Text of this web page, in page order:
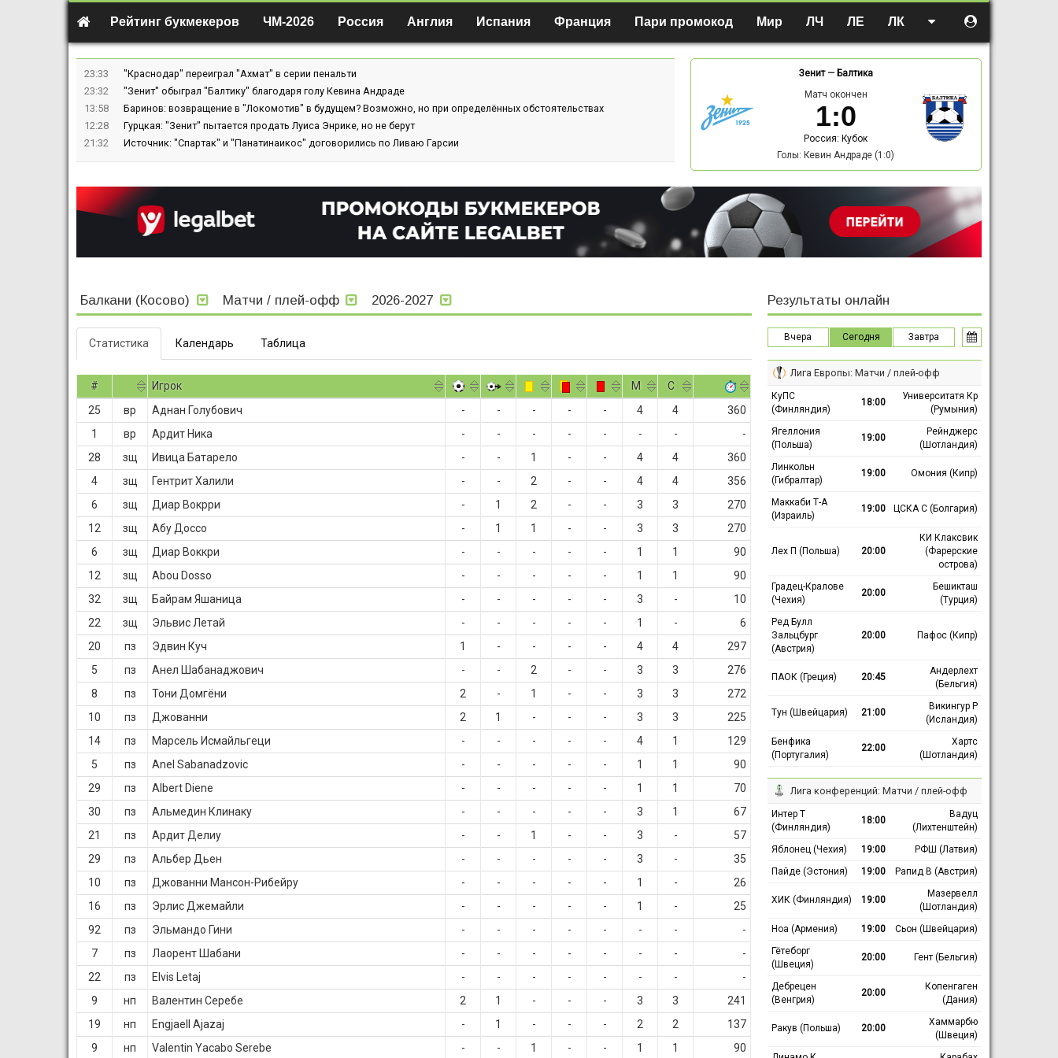
Рейтинг букмекеров ЧМ-2026 Россия Англия Испания Франция Пари промокод Мир ЛЧ ЛЕ ЛК
23:33
"Краснодар" переиграл "Ахмат" в серии пенальти
23:32
"Зенит" обыграл "Балтику" благодаря голу Кевина Андраде
13:58
Баринов: возвращение в "Локомотив" в будущем? Возможно, но при определённых обстоятельствах
12:28
Гурцкая: "Зенит" пытается продать Луиса Энрике, но не берут
21:32
Источник: "Спартак" и "Панатинаикос" договорились по Ливаю Гарсии
Зенит— Балтика
Матч окончен
1:0
Россия: Кубок
Голы: Кевин Андраде (1:0)
Балкани (Косово) Матчи / плей-офф 2026-2027
Статистика Календарь Таблица
# Игрок M
С
25
вр Аднан Голубович - - - - - 4 4
360
1
вр Ардит Ника - - - - - - -
-
28
зщ Ивица Батарело - - 1 - - 4 4
360
4
зщ Гентрит Халили - - 2 - - 4 4
356
6
зщ Диар Вокрри - 1 2 - - 3 3
270
12
зщ Абу Доссо - 1 1 - - 3 3
270
6
зщ Диар Воккри - - - - - 1 1
90
12
зщ Abou Dosso - - - - - 1 1
90
32
зщ Байрам Яшаница - - - - - 3 -
10
22
зщ Эльвис Летай - - - - - 1 -
6
20
пз Эдвин Куч 1 - - - - 4 4
297
5
пз Анел Шабанаджович - - 2 - - 3 3
276
8
пз Тони Домгёни 2 - 1 - - 3 3
272
10
пз Джованни 2 1 - - - 3 3
225
14
пз Марсель Исмайльгеци - - - - - 4 1
129
5
пз Anel Sabanadzovic - - - - - 1 1
90
29
пз Albert Diene - - - - - 1 1
70
30
пз Альмедин Клинаку - - - - - 3 1
67
21
пз Ардит Делиу - - 1 - - 3 -
57
29
пз Альбер Дьен - - - - - 3 -
35
10
пз Джованни Мансон-Рибейру - - - - - 1 -
26
16
пз Эрлис Джемайли - - - - - 1 -
25
92
пз Эльмандо Гини - - - - - - -
-
7
пз Лаорент Шабани - - - - - - -
-
22
пз Elvis Letaj - - - - - - -
-
9
нп Валентин Серебе 2 1 - - - 3 3
241
19
нп Engjaell Ajazaj - 1 - - - 2 2
137
9
нп Valentin Yacabo Serebe - - 1 - - 1 1
90
Результаты онлайн
Вчера Сегодня Завтра
Лига Европы: Матчи / плей-офф
КуПС
(Финляндия)
18:00
Университатя Кр
(Румыния)
Ягеллония
(Польша)
19:00
Рейнджерс
(Шотландия)
Линкольн
(Гибралтар)
19:00 Омония (Кипр)
Маккаби Т-А
(Израиль)
19:00 ЦСКА С (Болгария)
Лех П (Польша) 20:00
КИ Клаксвик
(Фарерские
острова)
Градец-Кралове
(Чехия)
20:00
Бешикташ
(Турция)
Ред Булл
Зальцбург
(Австрия)
20:00 Пафос (Кипр)
ПАОК (Греция) 20:45
Андерлехт
(Бельгия)
Тун (Швейцария) 21:00
Викингур Р
(Исландия)
Бенфика
(Португалия)
22:00
Хартс
(Шотландия)
Лига конференций: Матчи / плей-офф
Интер Т
(Финляндия)
18:00
Вадуц
(Лихтенштейн)
Яблонец (Чехия)
19:00
РФШ (Латвия)
Пайде (Эстония)
19:00 Рапид В (Австрия)
ХИК (Финляндия) 19:00
Мазервелл
(Шотландия)
Ноа (Армения)
19:00
Сьон (Швейцария)
Гётеборг
(Швеция)
20:00 Гент (Бельгия)
Дебрецен
(Венгрия)
20:00
Копенгаген
(Дания)
Ракув (Польша) 20:00
Хаммарбю
(Швеция)